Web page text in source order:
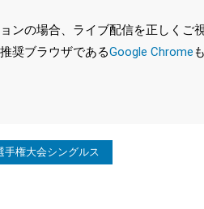
ンの場合、ライブ配信を正しく
奨ブラウザであるGoogle Chrome
手権大会シングルス